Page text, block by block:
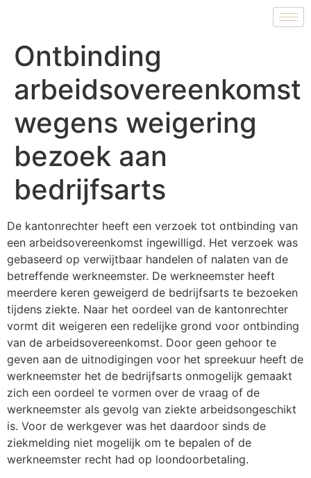
Ontbinding
arbeidsovereenkomst
wegens weigering
bezoek aan
bedrijfsarts
De kantonrechter heeft een verzoek tot ontbinding van
een arbeidsovereenkomst ingewilligd. Het verzoek was
gebaseerd op verwijtbaar handelen of nalaten van de
betreffende werkneemster. De werkneemster heeft
meerdere keren geweigerd de bedrijfsarts te bezoeken
tijdens ziekte. Naar het oordeel van de kantonrechter
vormt dit weigeren een redelijke grond voor ontbinding
van de arbeidsovereenkomst. Door geen gehoor te
geven aan de uitnodigingen voor het spreekuur heeft de
werkneemster het de bedrijfsarts onmogelijk gemaakt
zich een oordeel te vormen over de vraag of de
werkneemster als gevolg van ziekte arbeidsongeschikt
is. Voor de werkgever was het daardoor sinds de
ziekmelding niet mogelijk om te bepalen of de
werkneemster recht had op loondoorbetaling.